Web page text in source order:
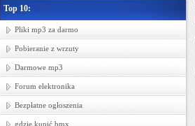
Top 10:
Pliki mp3 za darmo
Pobieranie z wrzuty
Darmowe mp3
Forum elektronika
Bezpłatne ogłoszenia
gdzie kupić bmx